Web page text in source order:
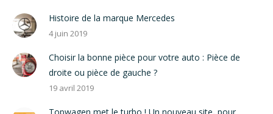
Histoire de la marque Mercedes
4 juin 2019
Choisir la bonne pièce pour votre auto : Pièce de
droite ou pièce de gauche ?
19 avril 2019